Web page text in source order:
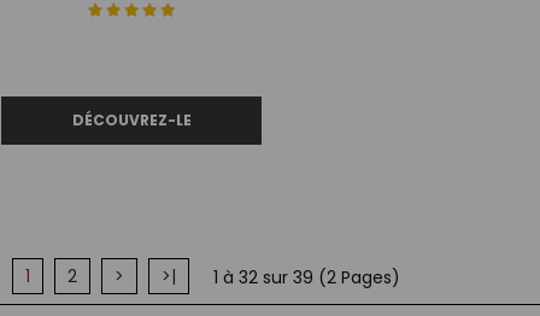
1 2 > >| 1 à 32 sur 39 (2 Pages)